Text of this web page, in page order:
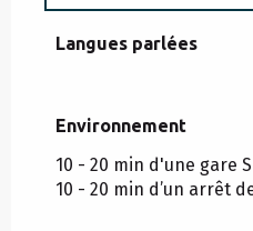
Langues parlées
Langues parlées
Environnement
Environnement
10 - 20 min d'une gare
10 - 20 min d’un arrêt